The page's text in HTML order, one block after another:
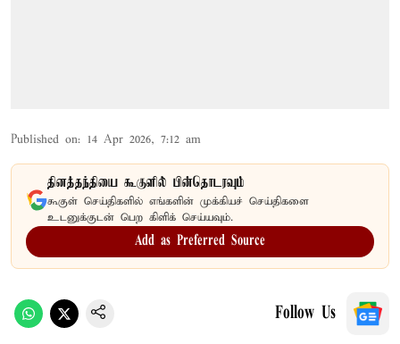
Published on: 14 Apr 2026, 7:12 am
தினத்தந்தியை கூகுளில் பின்தொடரவும்
கூகுள் செய்திகளில் எங்களின் முக்கியச் செய்திகளை
உடனுக்குடன் பெற கிளிக் செய்யவும்.
Add as Preferred Source
Follow Us